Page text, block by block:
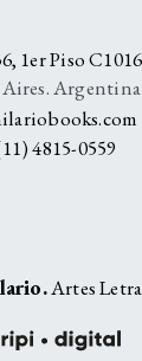
1er Piso
Argentina
4815-0559
Artes